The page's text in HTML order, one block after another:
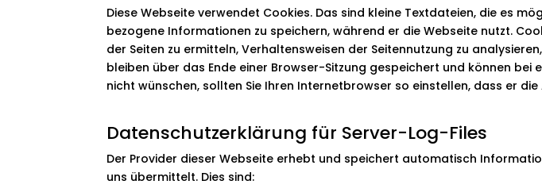
Diese Webseite verwendet Cookies. Das sind kleine Textdateien, die es
bezogene Informationen zu speichern, während er die Webseite nutzt.
der Seiten zu ermitteln, Verhaltensweisen der Seitennutzung zu
bleiben über das Ende einer Browser-Sitzung gespeichert und können
nicht wünschen, sollten Sie Ihren Internetbrowser so einstellen, dass er
Datenschutzerklärung für Server-Log-Files
Der Provider dieser Webseite erhebt und speichert automatisch
uns übermittelt. Dies sind: